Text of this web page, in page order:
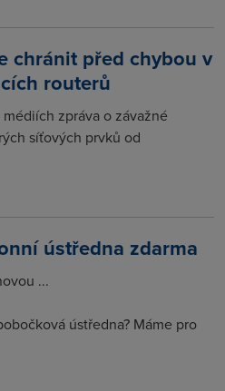
chránit před chybou v
routerů
zpráva o závažné
síťových prvků od
ústředna zdarma
...
ústředna? Máme pro